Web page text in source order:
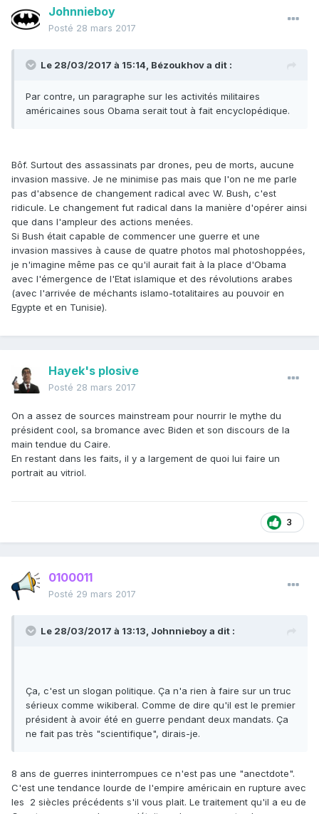
Johnnieboy
Posté 28 mars 2017
Le 28/03/2017 à 15:14, Bézoukhova dit :
Par contre, un paragraphe sur les activités militaires
américaines sous Obama serait tout à fait encyclopédique.
Bôf. Surtout des assassinats par drones, peu de morts, aucune
invasion massive. Je ne minimise pas mais que l'on ne me parle
pas d'absence de changement radical avec W. Bush, c'est
ridicule. Le changement fut radical dans la manière d'opérer ainsi
que dans l'ampleur des actions menées.
Si Bush était capable de commencer une guerre et une
invasion massives à cause de quatre photos mal photoshoppées,
je n'imagine même pas ce qu'il aurait fait à la place d'Obama
avec l'émergence de l'Etat islamique et des révolutions arabes
(avec l'arrivée de méchants islamo-totalitaires au pouvoir en
Egypte et en Tunisie).
Hayek's plosive
Posté 28 mars 2017
On a assez de sources mainstream pour nourrir le mythe du
président cool, sa bromance avec Biden et son discours de la
main tendue du Caire.
En restant dans les faits, il y a largement de quoi lui faire un
portrait au vitriol.
3
0100011
Posté 29 mars 2017
Le 28/03/2017 à 13:13, Johnnieboya dit :
Ça, c'est un slogan politique. Ça n'a rien à faire sur un truc
sérieux comme wikiberal. Comme de dire qu'il est le premier
président à avoir été en guerre pendant deux mandats. Ça
ne fait pas très "scientifique", dirais-je.
8 ans de guerres ininterrompues ce n'est pas une "anectdote".
C'est une tendance lourde de l'empire américain en rupture avec
les 2 siècles précédents s'il vous plait. Le traitement qu'il a eu de